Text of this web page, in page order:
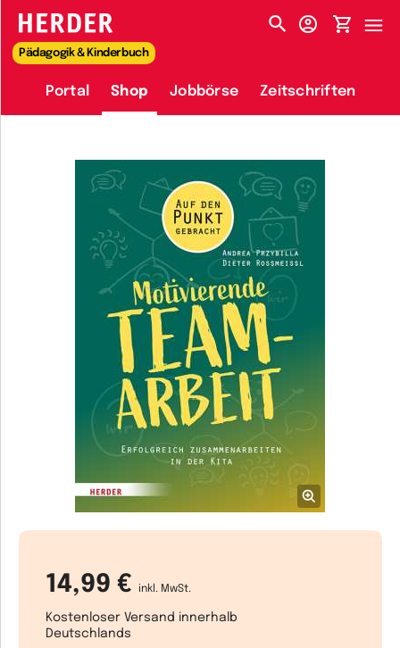
HERDER-MENÜ
Pädagogik & Kinderbuch
Portal Shop Jobbörse Zeitschriften
14,99 € inkl. MwSt.
Kostenloser Versand innerhalb
Deutschlands